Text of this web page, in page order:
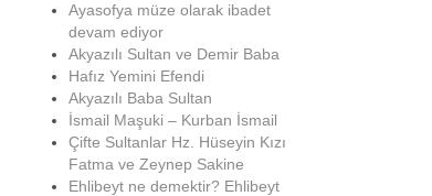
Ayasofya müze olarak ibadet
devam ediyor
Akyazılı Sultan ve Demir Baba
Hafız Yemini Efendi
Akyazılı Baba Sultan
İsmail Maşuki – Kurban İsmail
Çifte Sultanlar Hz. Hüseyin Kızı
Fatma ve Zeynep Sakine
Ehlibeyt ne demektir? Ehlibeyt